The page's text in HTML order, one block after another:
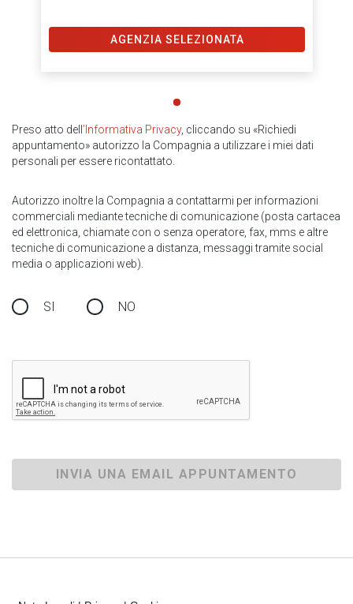
AGENZIA SELEZIONATA
Preso atto dell ’Informativa Privacy, cliccando su «Richiedi
appuntamento» autorizzo la Compagnia a utilizzare i miei dati
personali per essere ricontattato.
Autorizzo inoltre la Compagnia a contattarmi per informazioni
commerciali mediante tecniche di comunicazione (posta cartacea
ed elettronica, chiamate con o senza operatore, fax, mms e altre
tecniche di comunicazione a distanza, messaggi tramite social
media o applicazioni web).
SI NO
INVIA UNA EMAIL APPUNTAMENTO